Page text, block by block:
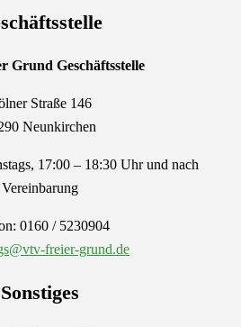
Grund Geschäftsstelle
Straße 146
Neunkirchen
17:00 – 18:30 Uhr und nach
Vereinbarung
0160 / 5230904
freier-grund.de
Sonstiges